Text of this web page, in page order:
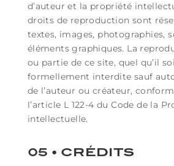
d’auteur et la propriété
droits de reproduction sont
textes, images, photographies,
éléments graphiques. La
ou partie de ce site, quel qu’il
formellement interdite sauf
de l’auteur ou créateur,
l’article L 122-4 du Code de la
intellectuelle.
05 • CRÉDITS